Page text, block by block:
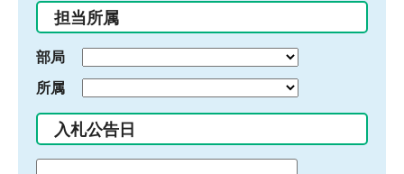
入
力
担当所属
部局
所属
入札公告日